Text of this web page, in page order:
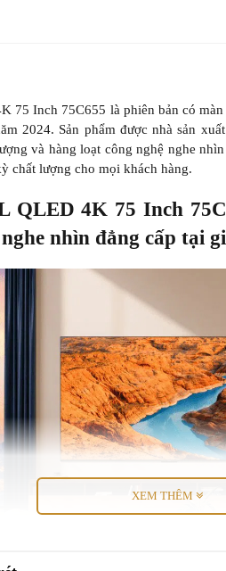
75 Inch 75C655 là phiên bản có
2024. Sản phẩm được nhà sản
và hàng loạt công nghệ nghe
chất lượng cho mọi khách hàng.
QLED 4K 75 Inch
nhìn đẳng cấp tại
XEM THÊM